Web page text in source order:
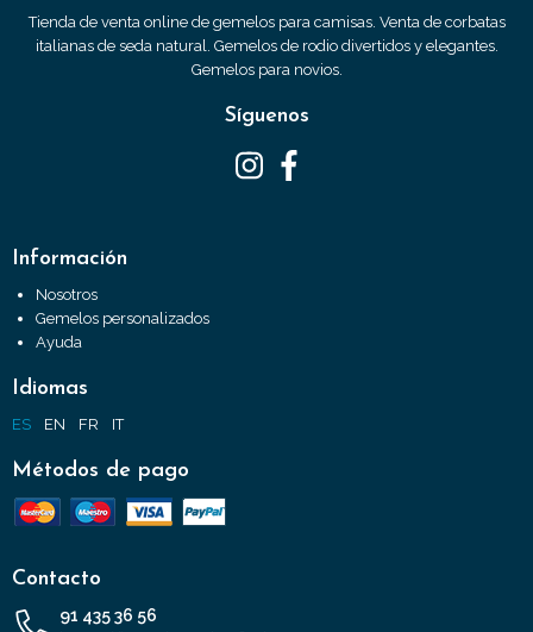
Tienda de venta online de gemelos para camisas. Venta de corbatas
italianas de seda natural. Gemelos de rodio divertidos y elegantes.
Gemelos para novios.
Síguenos
Información
Nosotros
Gemelos personalizados
Ayuda
Idiomas
ES EN FR IT
Métodos de pago
Contacto
91 435 36 56